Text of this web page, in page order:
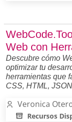
Web con
Descubre cómo
optimizar tu
herramientas que
CSS, HTML,
Veronica
Recursos